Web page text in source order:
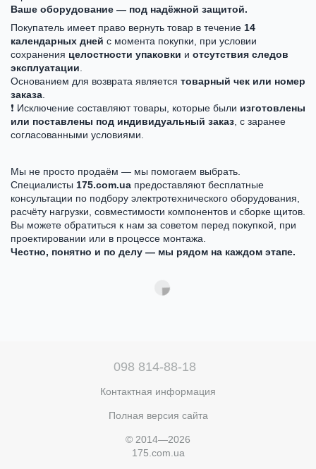
Ваше оборудование — под надёжной защитой.
Покупатель имеет право вернуть товар в течение 14
календарных дней с момента покупки, при условии
сохранения целостности упаковки и отсутствия следов
эксплуатации
Основанием для возврата является товарный чек или номер
заказа
❗ Исключение составляют товары, которые были изготовлены
или поставлены под индивидуальный заказ , с заранее
согласованными условиями.
Мы не просто продаём — мы помогаем выбрать.
Специалисты 175.com.ua предоставляют бесплатные
консультации по подбору электротехнического оборудования,
расчёту нагрузки, совместимости компонентов и сборке щитов.
Вы можете обратиться к нам за советом перед покупкой, при
проектировании или в процессе монтажа.
Честно, понятно и по делу — мы рядом на каждом этапе.
098 814-88-18
Контактная информация
Полная версия сайта
© 2014—2026
175.com.ua